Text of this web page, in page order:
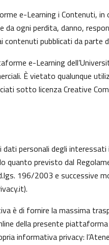
e-Learning i Contenuti,
da ogni perdita, danno,
contenuti pubblicati da parte
e-Learning
È vietato qualunque
sotto licenza Creative
personali degli
quanto previsto dal
196/2003 e successive
).
è di fornire la massima
della presente
informativa privacy: